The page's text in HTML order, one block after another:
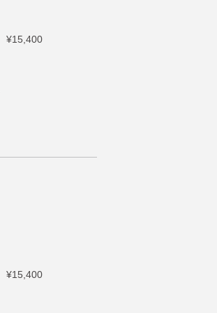
¥15,400
¥15,400